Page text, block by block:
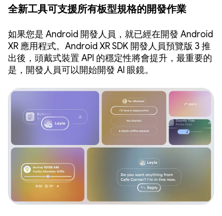
全新工具可支援所有板型規格的開發作業
如果您是 Android 開發人員，就已經在開發 Android
XR 應用程式。Android XR SDK 開發人員預覽版 3 推
出後，頭戴式裝置 API 的穩定性將會提升，最重要的
是，開發人員可以開始開發 AI 眼鏡。